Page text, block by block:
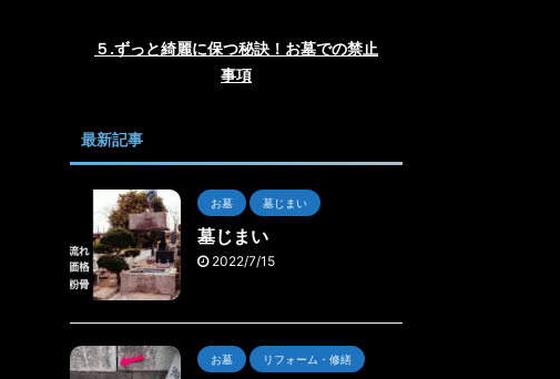
５.ずっと綺麗に保つ秘訣！お墓での禁止
事項
最新記事
お墓 墓じまい
墓じまい
2022/7/15
お墓 リフォーム・修繕